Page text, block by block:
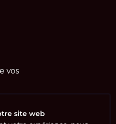
vos
site web